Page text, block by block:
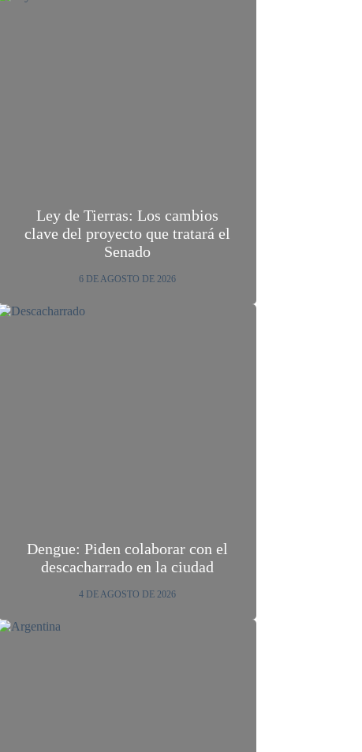
Ley de Tierras: Los cambios
clave del proyecto que tratará el
Senado
6 DE AGOSTO DE 2026
Dengue: Piden colaborar con el
descacharrado en la ciudad
4 DE AGOSTO DE 2026